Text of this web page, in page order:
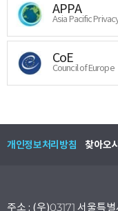
APPA
Asia Pacific
CoE
Council of Europe
개인정보처리방침 찾아오
주소 : (우)03171 서울특